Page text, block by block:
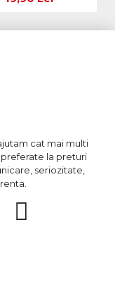
cat mai multi
la preturi
seriozitate,